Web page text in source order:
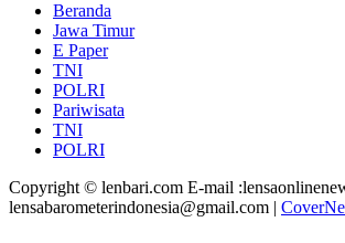
Beranda
Jawa Timur
E Paper
TNI
POLRI
Pariwisata
TNI
POLRI
Copyright © lenbari.com E-mail
lensabarometerindonesia@gmail.com |